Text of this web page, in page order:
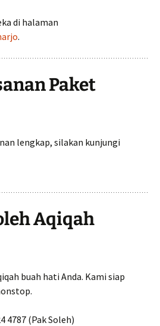
di halaman
.
Paket
lengkap, silakan kunjungi
Aqiqah
buah hati Anda. Kami siap
4787 (Pak Soleh)